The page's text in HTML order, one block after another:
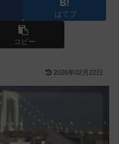
はてブ
コピー
2026年02月22日